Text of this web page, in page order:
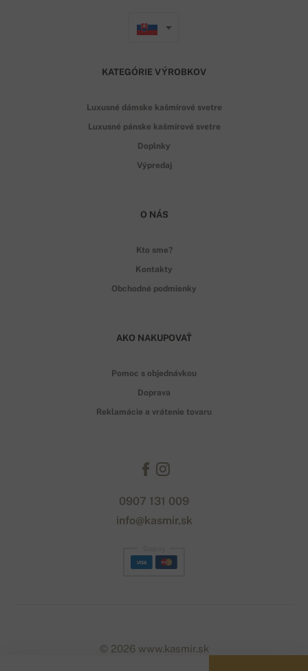
KATEGÓRIE VÝROBKOV
Luxusné dámske kašmírové svetre
Luxusné pánske kašmírové svetre
Doplnky
Výpredaj
O NÁS
Kto sme?
Kontakty
Obchodné podmienky
AKO NAKUPOVAŤ
Pomoc s objednávkou
Doprava
Reklamácie a vrátenie tovaru
0907 131 009
info@kasmir.sk
© 2026 www.kasmir.sk